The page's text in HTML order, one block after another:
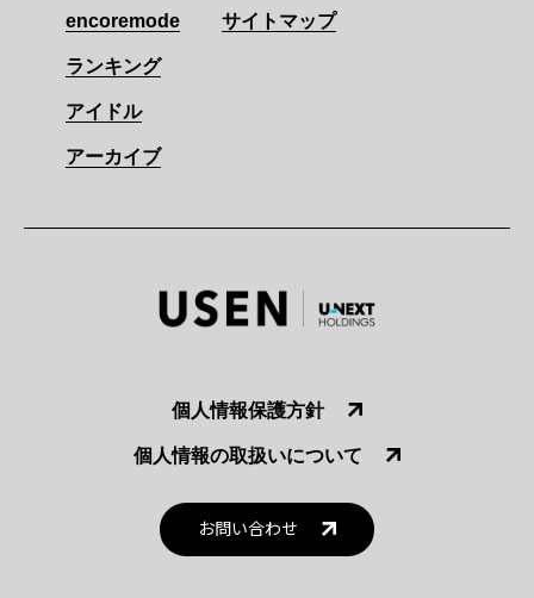
encoremode
ランキング
アイドル
アーカイブ
サイトマップ
個人情報保護方針
個人情報の取扱いについて
お問い合わせ